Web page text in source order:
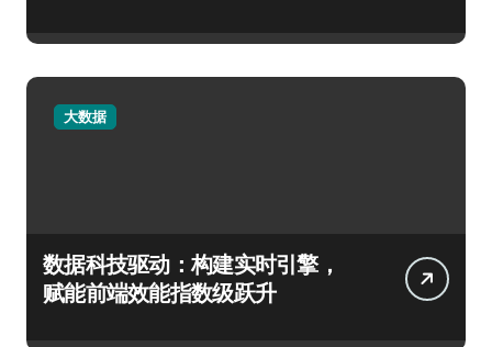
大数据
数据科技驱动：构建实时引擎，
赋能前端效能指数级跃升